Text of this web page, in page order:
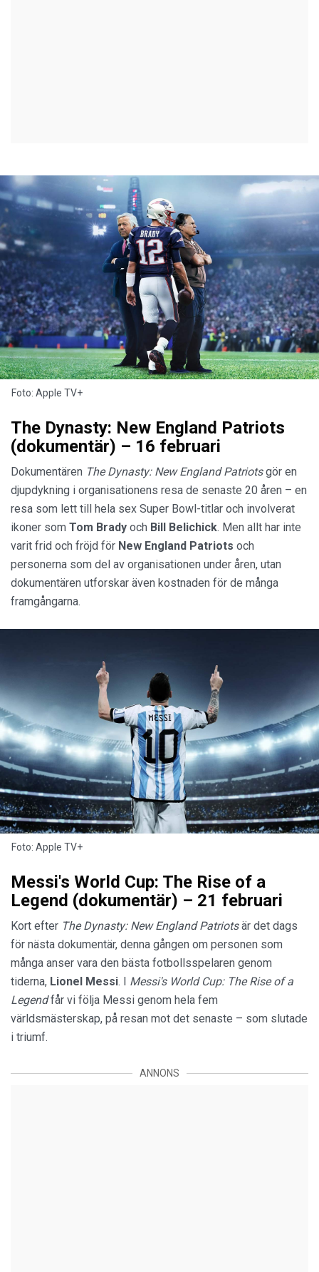
Foto: Apple TV+
The Dynasty: New England Patriots
(dokumentär) – 16 februari
Dokumentären The Dynasty: New England Patriotsgör en
djupdykning i organisationens resa de senaste 20 åren – en
resa som lett till hela sex Super Bowl-titlar och involverat
ikoner som Tom Brady och Bill Belichick. Men allt har inte
varit frid och fröjd för New England Patriots och
personerna som del av organisationen under åren, utan
dokumentären utforskar även kostnaden för de många
framgångarna.
Foto: Apple TV+
Messi's World Cup: The Rise of a
Legend (dokumentär) – 21 februari
Kort efter The Dynasty: New England Patriotsär det dags
för nästa dokumentär, denna gången om personen som
många anser vara den bästa fotbollsspelaren genom
tiderna, Lionel Messi. I Messi's World Cup: The Rise of a
Legendfår vi följa Messi genom hela fem
världsmästerskap, på resan mot det senaste – som slutade
i triumf.
ANNONS